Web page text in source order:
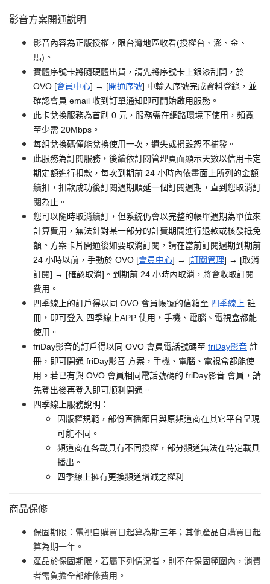
影音方案開通說明
影音內容為正版授權，限台灣地區收看(授權台、澎、金、
馬)。
實體序號卡將隨硬體出貨，請先將序號卡上銀漆刮開，於
OVO [會員中心] → [開通序號] 中輸入序號完成資料登錄，並
確認會員 email 收到訂單通知即可開始啟用服務。
此卡兌換服務為首刷 0 元，服務需在網路環境下使用，頻寬
至少需 20Mbps。
每組兌換碼僅能兌換使用一次，遺失或損毀恕不補發。
此服務為訂閱服務，後續依訂閱管理頁面顯示天數以信用卡定
期定額進行扣款，每次到期前 24 小時內依畫面上所列的金額
續扣，扣款成功後訂閱週期順延一個訂閱週期，直到您取消訂
閱為止。
您可以隨時取消續訂，但系統仍會以完整的帳單週期為單位來
計算費用，無法針對某一部分的計費期間進行退款或核發抵免
額。方案卡片開通後如要取消訂閱，請在當前訂閱週期到期前
24 小時以前，手動於 OVO [會員中心] → [訂閱管理] → [取消
訂閱] → [確認取消]。到期前 24 小時內取消，將會收取訂閱
費用。
四季線上的訂戶得以同 OVO 會員帳號的信箱至 四季線上 註
冊，即可登入 四季線上APP 使用，手機、電腦、電視盒都能
使用。
friDay影音的訂戶得以同 OVO 會員電話號碼至 friDay影音 註
冊，即可開通 friDay影音 方案，手機、電腦、電視盒都能使
用。若已有與 OVO 會員相同電話號碼的 friDay影音 會員，請
先登出後再登入即可順利開通。
四季線上服務說明：
因版權規範，部份直播節目與原頻道商在其它平台呈現
可能不同。
頻道商在各載具有不同授權，部分頻道無法在特定載具
播出。
四季線上擁有更換頻道增減之權利
商品保修
保固期限：電視自購買日起算為期三年；其他產品自購買日起
算為期一年。
產品於保固期限，若屬下列情況者，則不在保固範圍內，消費
者需負擔全部維修費用。